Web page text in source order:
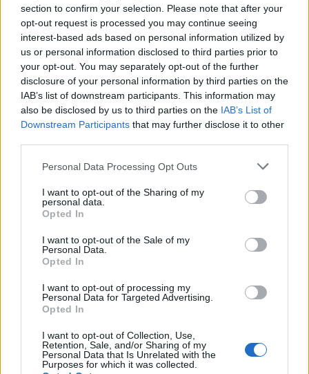
section to confirm your selection. Please note that after your
opt-out request is processed you may continue seeing
interest-based ads based on personal information utilized by
us or personal information disclosed to third parties prior to
your opt-out. You may separately opt-out of the further
disclosure of your personal information by third parties on the
IAB’s list of downstream participants. This information may
also be disclosed by us to third parties on the IAB’s List of
Downstream Participants that may further disclose it to other
Please note that this website/app uses one or more Google
not limited to your visit or usage behaviour. You may click to
grant or deny consent to Google and its third-party tags to
use your data for below specified purposes in below Google
consent section.
Personal Data Processing Opt Outs
I want to opt-out of the Sharing of my
personal data.
Opted In
I want to opt-out of the Sale of my
Personal Data.
Opted In
I want to opt-out of processing my
Personal Data for Targeted Advertising.
Opted In
I want to opt-out of Collection, Use,
Retention, Sale, and/or Sharing of my
Personal Data that Is Unrelated with the
Purposes for which it was collected.
autópálya útépítés M1-es autópálya Bicske
M1 bővítés: már zajlik a teljesen új Bicske Kelet
csomópont építése
különszintű csomópontot hoz létre az MKIF az M1-es
bővítésénél.
Új gyalogosátkelők és jelzőlámpás
Hódmezővásárhely jó hírű református
iskoláját